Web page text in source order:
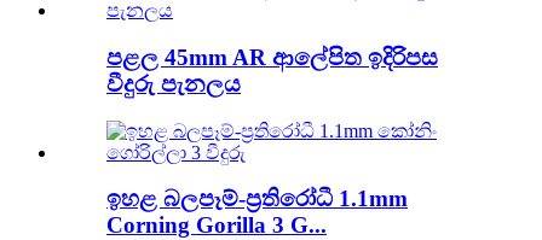
පළල 45mm AR ආලේපිත ඉදිරිපස
වීදුරු පැනලය
ඉහළ බලපෑම්-ප්‍රතිරෝධී 1.1mm
Corning Gorilla 3 G...